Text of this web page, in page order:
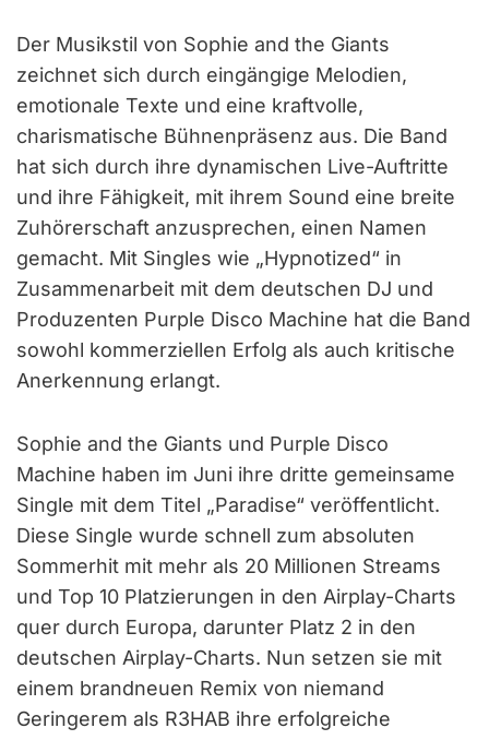
Der Musikstil von Sophie and the Giants
zeichnet sich durch eingängige Melodien,
emotionale Texte und eine kraftvolle,
charismatische Bühnenpräsenz aus. Die Band
hat sich durch ihre dynamischen Live-Auftritte
und ihre Fähigkeit, mit ihrem Sound eine breite
Zuhörerschaft anzusprechen, einen Namen
gemacht. Mit Singles wie „Hypnotized“ in
Zusammenarbeit mit dem deutschen DJ und
Produzenten Purple Disco Machine hat die Band
sowohl kommerziellen Erfolg als auch kritische
Anerkennung erlangt.
Sophie and the Giants und Purple Disco
Machine haben im Juni ihre dritte gemeinsame
Single mit dem Titel „Paradise“ veröffentlicht.
Diese Single wurde schnell zum absoluten
Sommerhit mit mehr als 20 Millionen Streams
und Top 10 Platzierungen in den Airplay-Charts
quer durch Europa, darunter Platz 2 in den
deutschen Airplay-Charts. Nun setzen sie mit
einem brandneuen Remix von niemand
Geringerem als R3HAB ihre erfolgreiche